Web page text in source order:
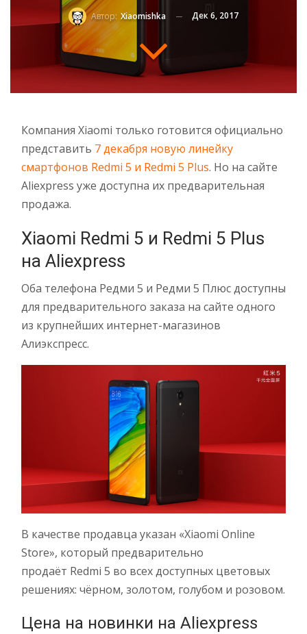
Автор: Xiaomishka Дек 6, 2017
Компания Xiaomi только готовится официально
представить 7 декабря новую линейку
смартфонов Redmi 5 и Redmi 5 Plus. Но на сайте
Aliexpress уже доступна их предварительная
продажа.
Xiaomi Redmi 5 и Redmi 5 Plus
на Aliexpress
Оба телефона Редми 5 и Редми 5 Плюс доступны
для предварительного заказа на сайте одного
из крупнейших интернет-магазинов
Алиэкспресс.
В качестве продавца указан «Xiaomi Online
Store», который предварительно
продаёт Redmi 5 во всех доступных цветовых
решениях: чёрном, золотом, голубом и розовом.
Цена на новинки на Aliexpress